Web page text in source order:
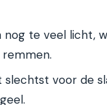
te veel licht,
slechtst voor de